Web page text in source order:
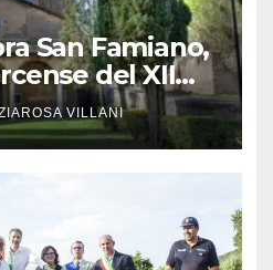
San Famiano,
del XII
VILLANI